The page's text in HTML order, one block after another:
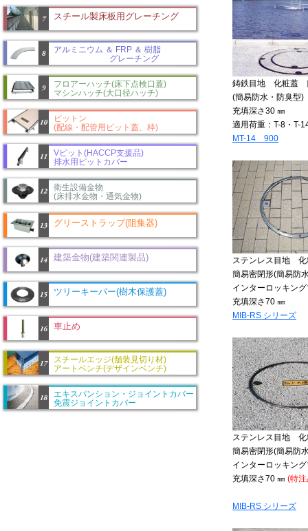
スチール製床板用グレーチング
アルミニウム ＆ FRP ＆ 樹脂
グレーチング
フロアーハッチ(床下点検口蓋)
マシンハッチ(大口径ハッチ)
ピットン
(配線・配管用ピット蓋、枠)
Vピット(HACCP支援品)
排水用ピットカバー
衛生設備金物
(床排水金物・通気金物)
グリーストラップ(阻集器)
建築金物(建築関連製品)
ツリーキーパー(樹木保護蓋)
車止め
スチールエッジ(舗装見切り材)
アートベンチ(デザインベンチ)
エキスパンション・ジョイントカバー
免震ジョイントカバー
鋳鉄目地 化粧蓋
(簡易防水・防臭型)
充填深さ30 ㎜
適用荷重：T-8・T-
MT-14 900
ステンレス目地
簡易密閉形(簡易防
インターロッキン
充填深さ70 ㎜
MIB-RS シリーズ
ステンレス目地
簡易密閉形(簡易防
インターロッキン
充填深さ70 ㎜ (特
MIB-RS シリーズ